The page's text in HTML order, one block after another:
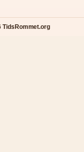
TidsRommet.org